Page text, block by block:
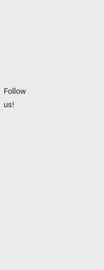
Follow
us!